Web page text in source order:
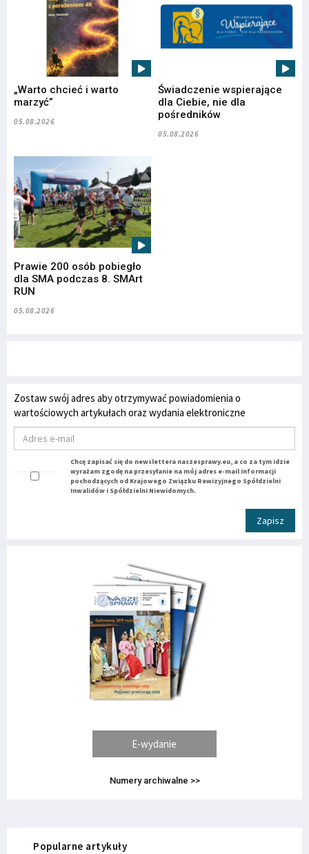
„Warto chcieć i warto
marzyć”
05.08.2026
Świadczenie wspierające
dla Ciebie, nie dla
pośredników
05.08.2026
Prawie 200 osób pobiegło
dla SMA podczas 8. SMArt
RUN
05.08.2026
Zostaw swój adres aby otrzymywać powiadomienia o
wartościowych artykułach oraz wydania elektroniczne
Chcę zapisać się do newslettera naszesprawy.eu, a co za tym idzie
wyrażam zgodę na przesyłanie na mój adres e-mail informacji
pochodzących od Krajowego Związku Rewizyjnego Spółdzielni
Inwalidów i Spółdzielni Niewidomych.
Zapisz
E-wydanie
Numery archiwalne >>
Popularne artykuły